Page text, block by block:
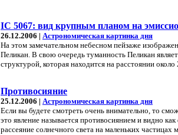
IC 5067: вид крупным планом на
26.12.2006 | Астрономическая картинка дня
На этом замечательном небесном пейзаже
Пеликан. В свою очередь туманность Пеликан
структурой, которая находится на расстоянии
Противосияние
25.12.2006 | Астрономическая картинка дня
Если вы будете смотреть очень внимательно, то
это явление называется противосиянием и видно
рассеяние солнечного света на маленьких